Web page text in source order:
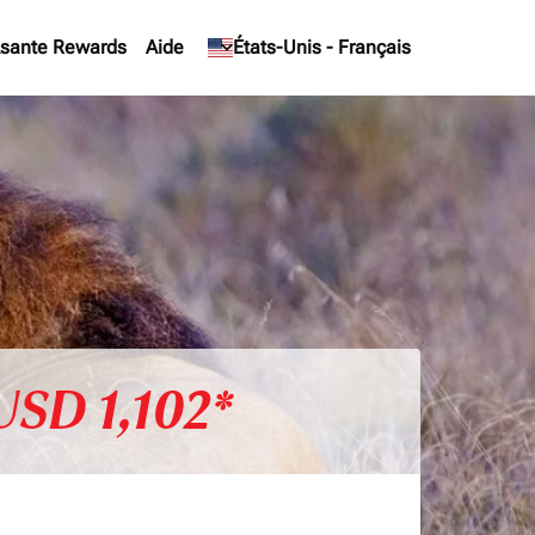
Rewards Aide États-Unis - Français
keyboard_arrow_down
1,102*